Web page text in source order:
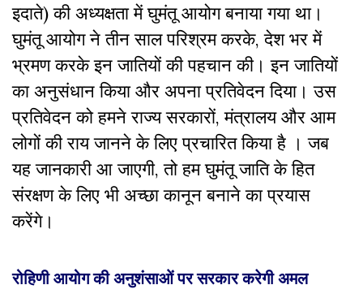
इदाते) की अध्यक्षता में घुमंतू आयोग बनाया गया था।
घुमंतू आयोग ने तीन साल परिश्रम करके, देश भर में
भ्रमण करके इन जातियों की पहचान की। इन जातियों
का अनुसंधान किया और अपना प्रतिवेदन दिया। उस
प्रतिवेदन को हमने राज्य सरकारों, मंत्रालय और आम
लोगों की राय जानने के लिए प्रचारित किया है । जब
यह जानकारी आ जाएगी, तो हम घुमंतू जाति के हित
संरक्षण के लिए भी अच्छा कानून बनाने का प्रयास
करेंगे।
रोहिणी आयोग की अनुशंसाओं पर सरकार करेगी अमल